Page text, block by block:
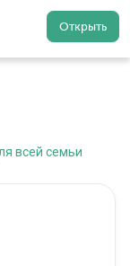
Открыть
Регистрация
всей семьи